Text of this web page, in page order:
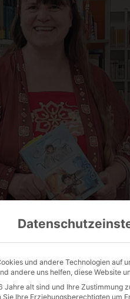
und andere Technologien auf
andere uns helfen, diese Website
Jahre alt sind und Ihre Zustimmung
Sie Ihre Erziehungsberechtigten um